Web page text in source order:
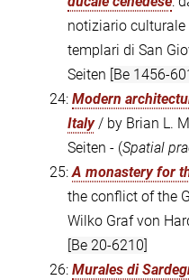
notiziario culturale
templari di San
Seiten [Be 1456-
24: Modern
Italy/ by Brian L.
Seiten - (Spatial
25:A monastery for
the conflict of the
Wilko Graf von
[Be 20-6210]
26: Murales di